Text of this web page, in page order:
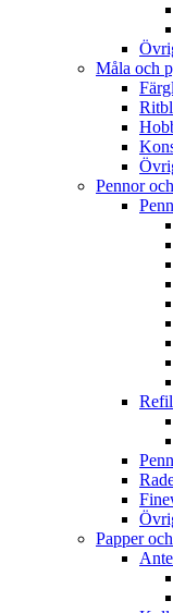
Måla och
Pennor
Papper